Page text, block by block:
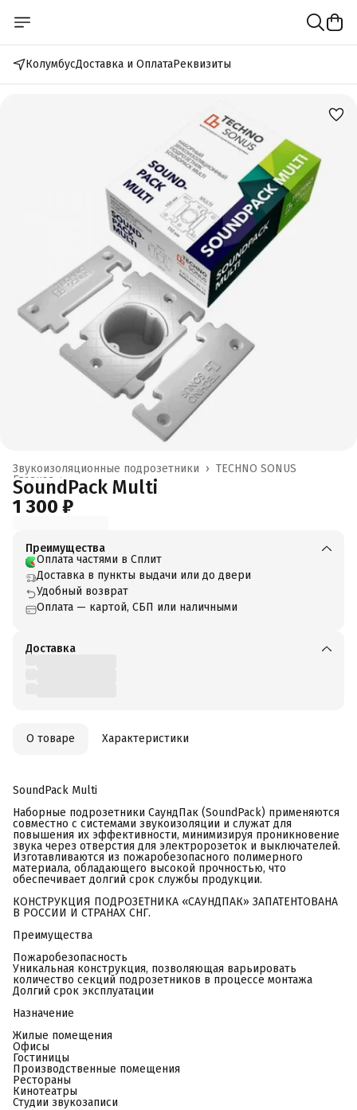
КолумбусДоставка и ОплатаРеквизиты
TECHNO SONUS
Звукоизоляционные подрозетники ›
Главная ›
SoundPack Multi
1 300 ₽
Преимущества
Оплата частями в Сплит
Доставка в пункты выдачи или до двери
Удобный возврат
Оплата — картой, СБП или наличными
Доставка
О товаре Характеристики
SoundPack Multi
Наборные подрозетники СаундПак (SoundPack) применяются
совместно с системами звукоизоляции и служат для
повышения их эффективности, минимизируя проникновение
звука через отверстия для электророзеток и выключателей.
Изготавливаются из пожаробезопасного полимерного
материала, обладающего высокой прочностью, что
обеспечивает долгий срок службы продукции.
КОНСТРУКЦИЯ ПОДРОЗЕТНИКА «САУНДПАК» ЗАПАТЕНТОВАНА
В РОССИИ И СТРАНАХ СНГ.
Преимущества
Пожаробезопасность
Уникальная конструкция, позволяющая варьировать
количество секций подрозетников в процессе монтажа
Долгий срок эксплуатации
Назначение
Жилые помещения
Офисы
Гостиницы
Производственные помещения
Рестораны
Кинотеатры
Студии звукозаписи